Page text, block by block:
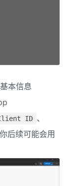
本信息
ID 、
后续可能会用